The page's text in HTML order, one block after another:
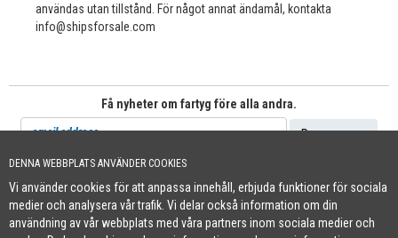
DENNA WEBBPLATS ANVÄNDER COOKIES
Vi använder cookies för att anpassa innehåll, erbjuda funktioner för sociala
medier och analysera vår trafik. Vi delar också information om din
användning av vår webbplats med våra partners inom sociala medier och
användas utan tillstånd. För något annat ändamål, kontakta
info@shipsforsale.com
Få nyheter om fartyg före alla andra.
Cookie Policy
+46 (0)8-641 96 71|INFO@SHIPSFORSALE.COM|WWW.SHIPSFORSALE.COM
JOHAN@SHIPSFORSALE.COM |PATRIK@SHIPSFORSALE.COM